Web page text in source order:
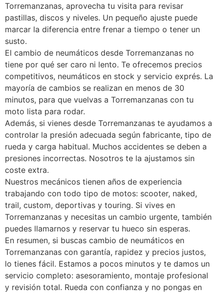
Torremanzanas, aprovecha tu visita para revisar
pastillas, discos y niveles. Un pequeño ajuste puede
marcar la diferencia entre frenar a tiempo o tener un
susto.
El cambio de neumáticos desde Torremanzanas no
tiene por qué ser caro ni lento. Te ofrecemos precios
competitivos, neumáticos en stock y servicio exprés. La
mayoría de cambios se realizan en menos de 30
minutos, para que vuelvas a Torremanzanas con tu
moto lista para rodar.
Además, si vienes desde Torremanzanas te ayudamos a
controlar la presión adecuada según fabricante, tipo de
rueda y carga habitual. Muchos accidentes se deben a
presiones incorrectas. Nosotros te la ajustamos sin
coste extra.
Nuestros mecánicos tienen años de experiencia
trabajando con todo tipo de motos: scooter, naked,
trail, custom, deportivas y touring. Si vives en
Torremanzanas y necesitas un cambio urgente, también
puedes llamarnos y reservar tu hueco sin esperas.
En resumen, si buscas cambio de neumáticos en
Torremanzanas con garantía, rapidez y precios justos,
lo tienes fácil. Estamos a pocos minutos y te damos un
servicio completo: asesoramiento, montaje profesional
y revisión total. Rueda con confianza y no pongas en